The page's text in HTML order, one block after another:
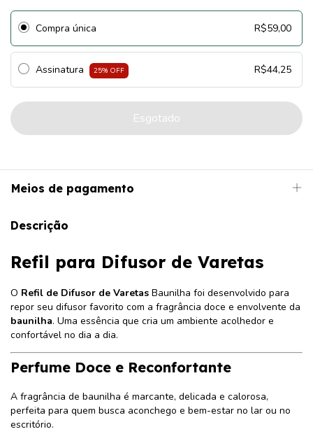
Compra única R$59,00
Assinatura 25% OFF R$44,25
Meios de pagamento
Descrição
Refil para Difusor de Varetas
O Refil de Difusor de Varetas Baunilha foi desenvolvido para
repor seu difusor favorito com a fragrância doce e envolvente da
baunilha. Uma essência que cria um ambiente acolhedor e
confortável no dia a dia.
Perfume Doce e Reconfortante
A fragrância de baunilha é marcante, delicada e calorosa,
perfeita para quem busca aconchego e bem-estar no lar ou no
escritório.